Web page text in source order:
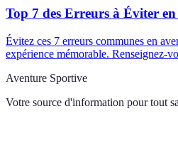
Top 7 des Erreurs à Éviter
Évitez ces 7 erreurs communes en
expérience mémorable. Renseignez-
Aventure Sportive
Votre source d'information pour tout